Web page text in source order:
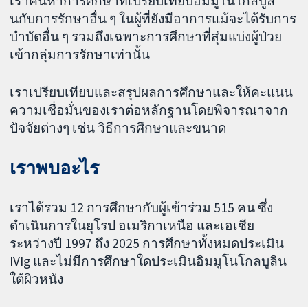
นกับการรักษาอื่น ๆ ในผู้ที่ยังมีอาการแม้จะได้รับการ
บำบัดอื่น ๆ รวมถึงเฉพาะการศึกษาที่สุ่มแบ่งผู้ป่วย
เข้ากลุ่มการรักษาเท่านั้น
เราเปรียบเทียบและสรุปผลการศึกษาและให้คะแนน
ความเชื่อมั่นของเราต่อหลักฐานโดยพิจารณาจาก
ปัจจัยต่างๆ เช่น วิธีการศึกษาและขนาด
เราพบอะไร
เราได้รวม 12 การศึกษากับผู้เข้าร่วม 515 คน ซึ่ง
ดำเนินการในยุโรป อเมริกาเหนือ และเอเชีย
ระหว่างปี 1997 ถึง 2025 การศึกษาทั้งหมดประเมิน
IVIg และไม่มีการศึกษาใดประเมินอิมมูโนโกลบูลิน
ใต้ผิวหนัง